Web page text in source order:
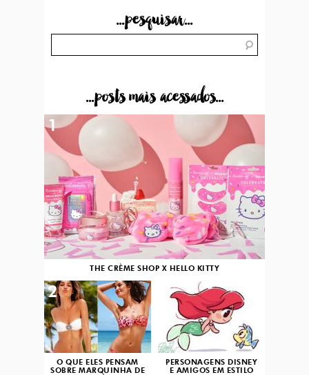
...pesquisar...
...posts mais acessados...
THE CRÈME SHOP X HELLO KITTY
1
O QUE ELES PENSAM
SOBRE MARQUINHA DE
2
PERSONAGENS DISNEY
E AMIGOS EM ESTILO
3